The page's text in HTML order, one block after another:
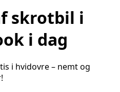
skrotbil i
i dag
i hvidovre– nemt og